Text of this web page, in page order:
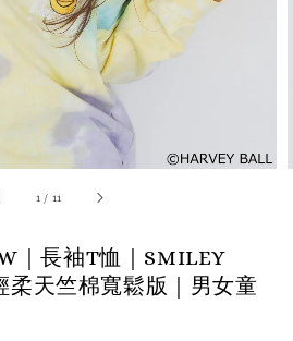
1 / 11
｜長袖T恤｜SMILEY
柔天竺棉寬鬆版｜男女童